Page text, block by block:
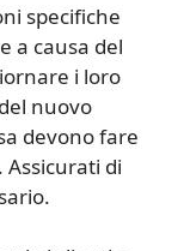
specifiche
a causa del
i loro
nuovo
devono fare
di